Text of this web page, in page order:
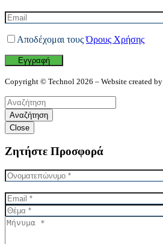
Αποδέχομαι τουςΌρους Χρήσης
Copyright © Technol 2026 – Website created by
Αναζήτηση
Close
Ζητήστε Προσφορά